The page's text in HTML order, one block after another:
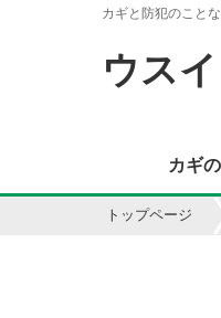
カギと防犯のこと
ウス
カギ
トップページ